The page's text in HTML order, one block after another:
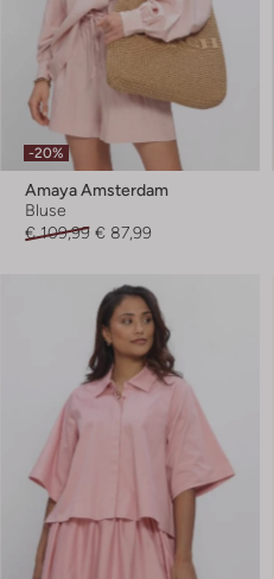
-20%
Amaya Amsterdam
Bluse
€ 109,99 € 87,99